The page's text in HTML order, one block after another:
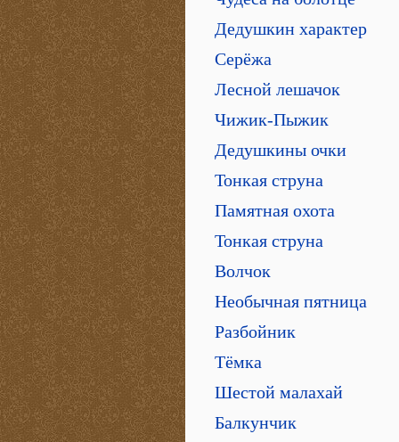
Дедушкин характер
Серёжа
Лесной лешачок
Чижик-Пыжик
Дедушкины очки
Тонкая струна
Памятная охота
Тонкая струна
Волчок
Необычная пятница
Разбойник
Тёмка
Шестой малахай
Балкунчик